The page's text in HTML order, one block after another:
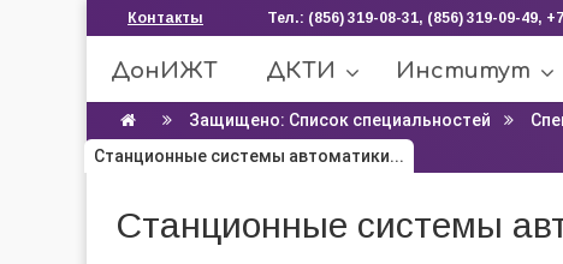
Контакты Тел.: (856) 319-08-31, (856) 319-09-49,
ДонИЖТ ДКТИ Институт
Защищено: Список специальностей
Станционные системы автоматики...
Станционные системы